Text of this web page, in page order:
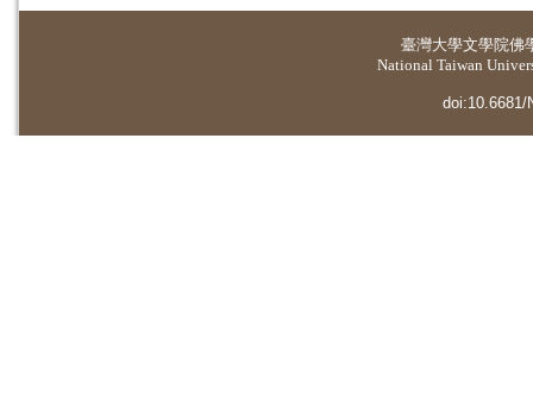
臺灣大學文學院佛
National Taiwan
doi:10.6681/